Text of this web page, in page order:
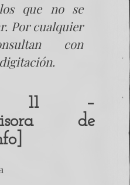
que no se
Por cualquier
con
11 –
de